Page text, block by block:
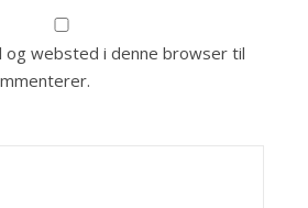
og websted i denne browser til